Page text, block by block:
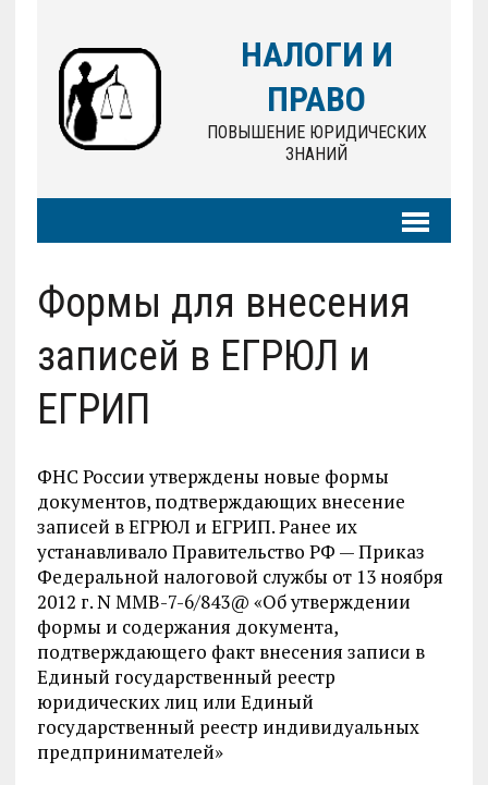
НАЛОГИ И
ПРАВО
ПОВЫШЕНИЕ ЮРИДИЧЕСКИХ
ЗНАНИЙ
Формы для внесения
записей в ЕГРЮЛ и
ЕГРИП
ФНС России утверждены новые формы
документов, подтверждающих внесение
записей в ЕГРЮЛ и ЕГРИП. Ранее их
устанавливало Правительство РФ — Приказ
Федеральной налоговой службы от 13 ноября
2012 г. N ММВ-7-6/843@ «Об утверждении
формы и содержания документа,
подтверждающего факт внесения записи в
Единый государственный реестр
юридических лиц или Единый
государственный реестр индивидуальных
предпринимателей»